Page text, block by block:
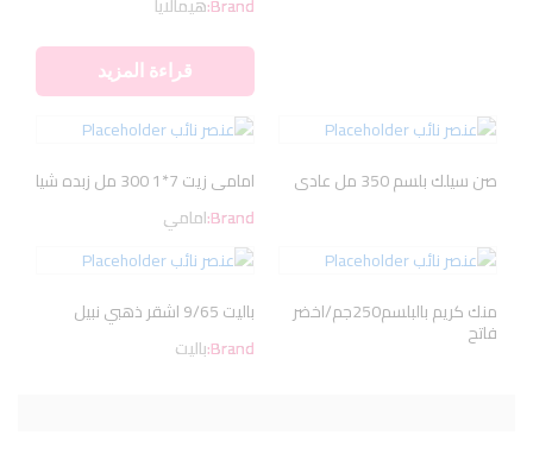
قراءة المزيد
صن سيلك بلسم 350 مل عادى
امامى زيت 7*1 300 مل زبده شيا
Brand:امامي
منك كريم بالبلسم250جم/اخضر
فاتح
باليت 9/65 اشقر ذهبي نبيل
Brand:باليت